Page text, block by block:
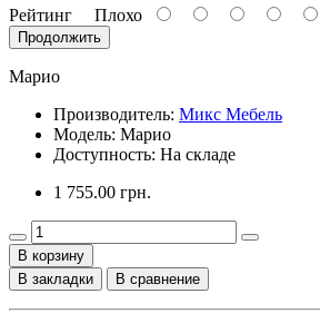
Рейтинг Плохо
Продолжить
Марио
Производитель: Микс Мебель
Модель: Марио
Доступность: На складе
1 755.00 грн.
В корзину
В закладки
В сравнение